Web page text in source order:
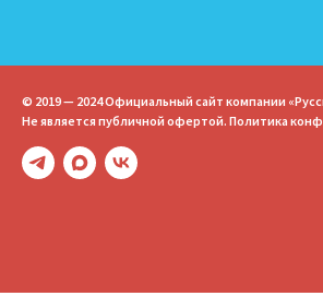
© 2019 — 2024 Официальный сайт компании
Не является публичной офертой. Политика